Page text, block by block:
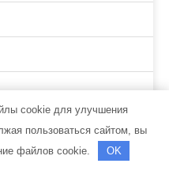
нас
cookie для улучшения
пользоваться сайтом, вы
файлов cookie.
OK